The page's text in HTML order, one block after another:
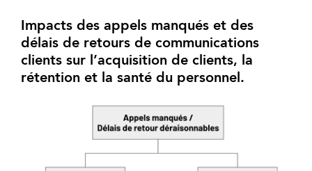
Impacts des appels manqués et des
délais de retours de communications
clients sur l’acquisition de clients, la
rétention et la santé du personnel.